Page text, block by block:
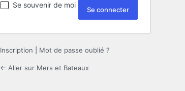
Se souvenir de moi
Inscription Mot de passe oublié ?
← Aller sur Mers et Bateaux